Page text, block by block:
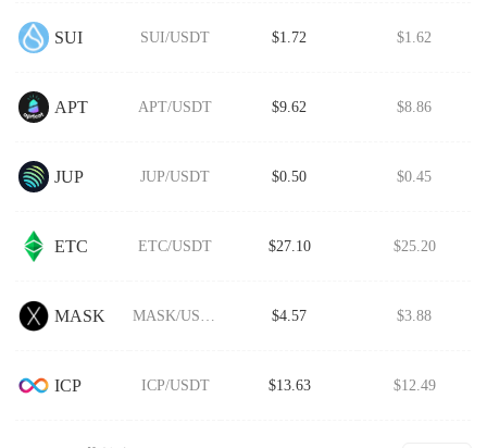
SUI SUI/USDT $1.72 $1.62
APT APT/USDT $9.62 $8.86
JUP JUP/USDT $0.50 $0.45
ETC ETC/USDT $27.10 $25.20
MASK MASK/USDT $4.57 $3.88
ICP ICP/USDT $13.63 $12.49